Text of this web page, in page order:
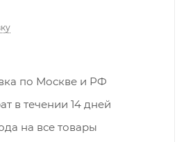
по Москве и РФ
в течении 14 дней
на все товары